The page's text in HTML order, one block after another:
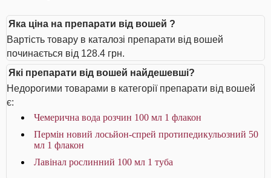
Яка ціна на препарати від вошей ?
Вартість товару в каталозі препарати від вошей
починається від 128.4 грн.
Які препарати від вошей найдешевші?
Недорогими товарами в категорії препарати від вошей
є:
Чемерична вода розчин 100 мл 1 флакон
Пермін новий лосьйон-спрей протипедикульозний 50
мл 1 флакон
Лавінал рослинний 100 мл 1 туба